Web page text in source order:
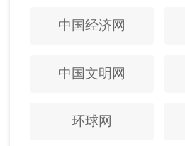
中国经济网
中国文明网
环球网